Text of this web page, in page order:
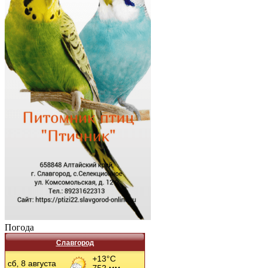
Погода
Славгород